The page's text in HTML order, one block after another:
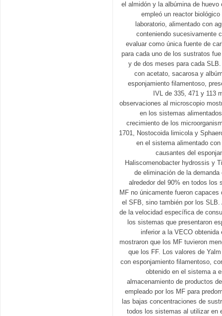
el almidón y la albúmina de
empleó un reactor
laboratorio, alimentado con
conteniendo sucesivamente
evaluar como única fuente de
para cada uno de los sustratos
y de dos meses para cada
con acetato, sacarosa y
esponjamiento filamentoso,
IVL de 335, 471 y 113
observaciones al microscopio
en los sistemas
crecimiento de los
1701, Nostocoida limicola y
en el sistema alimentado
causantes del
Haliscomenobacter hydrossis y
de eliminación de la
alrededor del 90% en todos los
MF no únicamente fueron
el SFB, sino también por los
de la velocidad específica de
los sistemas que presentaron
inferior a la VECO
mostraron que los MF tuvieron
que los FF. Los valores de
con esponjamiento filamentoso,
obtenido en el sistema a
almacenamiento de productos
empleado por los MF para
las bajas concentraciones de
todos los sistemas al utilizar en